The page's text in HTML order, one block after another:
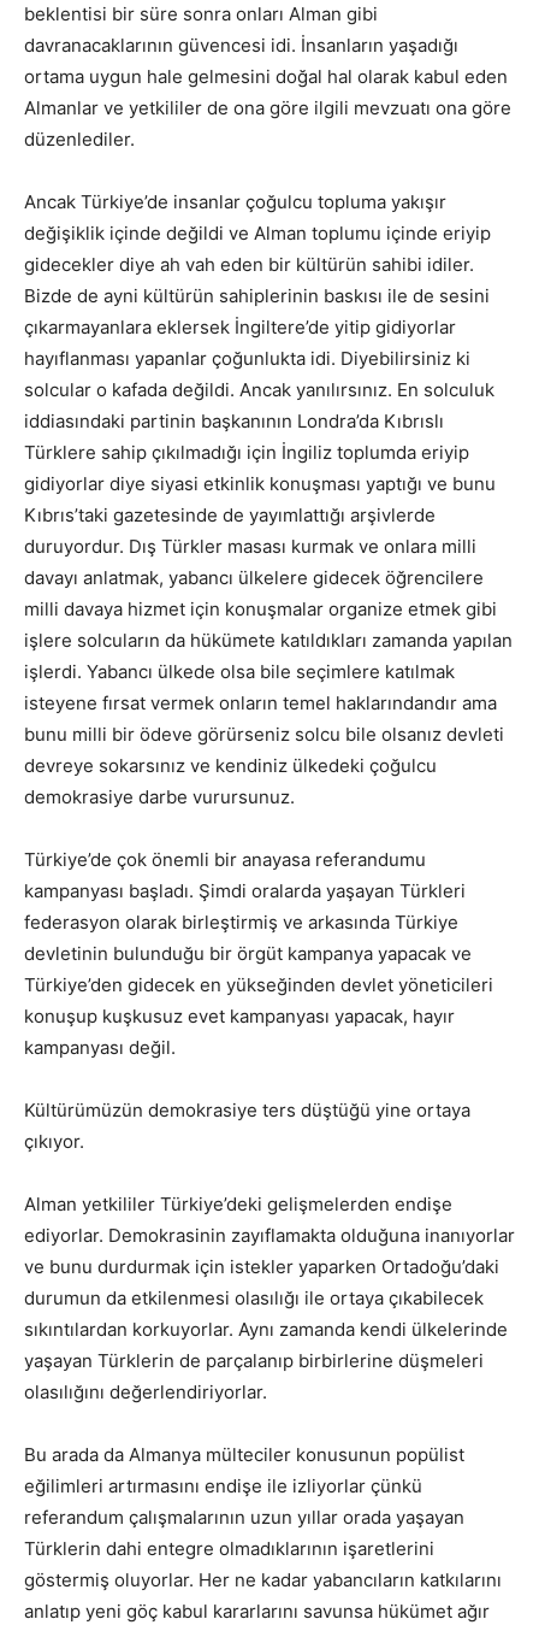
beklentisi bir süre sonra onları Alman gibi
davranacaklarının güvencesi idi. İnsanların yaşadığı
ortama uygun hale gelmesini doğal hal olarak kabul eden
Almanlar ve yetkililer de ona göre ilgili mevzuatı ona göre
düzenlediler.
Ancak Türkiye’de insanlar çoğulcu topluma yakışır
değişiklik içinde değildi ve Alman toplumu içinde eriyip
gidecekler diye ah vah eden bir kültürün sahibi idiler.
Bizde de ayni kültürün sahiplerinin baskısı ile de sesini
çıkarmayanlara eklersek İngiltere’de yitip gidiyorlar
hayıflanması yapanlar çoğunlukta idi. Diyebilirsiniz ki
solcular o kafada değildi. Ancak yanılırsınız. En solculuk
iddiasındaki partinin başkanının Londra’da Kıbrıslı
Türklere sahip çıkılmadığı için İngiliz toplumda eriyip
gidiyorlar diye siyasi etkinlik konuşması yaptığı ve bunu
Kıbrıs’taki gazetesinde de yayımlattığı arşivlerde
duruyordur. Dış Türkler masası kurmak ve onlara milli
davayı anlatmak, yabancı ülkelere gidecek öğrencilere
milli davaya hizmet için konuşmalar organize etmek gibi
işlere solcuların da hükümete katıldıkları zamanda yapılan
işlerdi. Yabancı ülkede olsa bile seçimlere katılmak
isteyene fırsat vermek onların temel haklarındandır ama
bunu milli bir ödeve görürseniz solcu bile olsanız devleti
devreye sokarsınız ve kendiniz ülkedeki çoğulcu
demokrasiye darbe vurursunuz.
Türkiye’de çok önemli bir anayasa referandumu
kampanyası başladı. Şimdi oralarda yaşayan Türkleri
federasyon olarak birleştirmiş ve arkasında Türkiye
devletinin bulunduğu bir örgüt kampanya yapacak ve
Türkiye’den gidecek en yükseğinden devlet yöneticileri
konuşup kuşkusuz evet kampanyası yapacak, hayır
kampanyası değil.
Kültürümüzün demokrasiye ters düştüğü yine ortaya
çıkıyor.
Alman yetkililer Türkiye’deki gelişmelerden endişe
ediyorlar. Demokrasinin zayıflamakta olduğuna inanıyorlar
ve bunu durdurmak için istekler yaparken Ortadoğu’daki
durumun da etkilenmesi olasılığı ile ortaya çıkabilecek
sıkıntılardan korkuyorlar. Aynı zamanda kendi ülkelerinde
yaşayan Türklerin de parçalanıp birbirlerine düşmeleri
olasılığını değerlendiriyorlar.
Bu arada da Almanya mülteciler konusunun popülist
eğilimleri artırmasını endişe ile izliyorlar çünkü
referandum çalışmalarının uzun yıllar orada yaşayan
Türklerin dahi entegre olmadıklarının işaretlerini
göstermiş oluyorlar. Her ne kadar yabancıların katkılarını
anlatıp yeni göç kabul kararlarını savunsa hükümet ağır